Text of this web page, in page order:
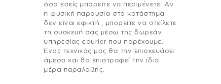
όσο εσείς μπορείτε να περιμένετε. Αν
η φυσική παρουσία στο κατάστημα
δεν είναι εφικτή , μπορείτε να στείλετε
τη συσκευή σας μέσω της δωρεάν
υπηρεσίας courier που παρέχουμε.
Ένας τεχνικός μας θα την επισκευάσει
άμεσα και θα επιστραφεί την ίδια
μέρα παραλαβής.